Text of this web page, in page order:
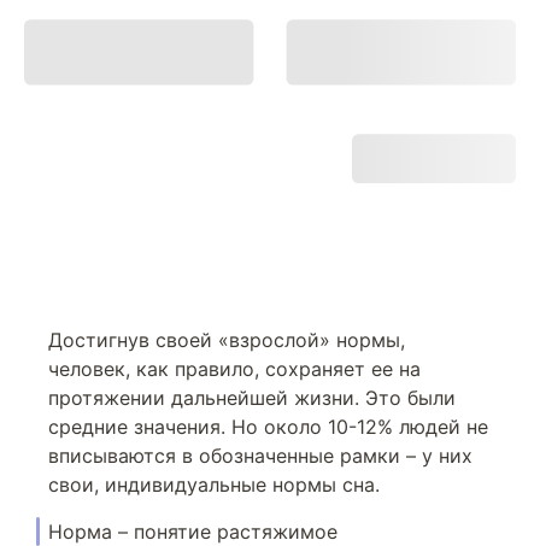
Достигнув своей «взрослой» нормы,
человек, как правило, сохраняет ее на
протяжении дальнейшей жизни. Это были
средние значения. Но около 10-12% людей не
вписываются в обозначенные рамки – у них
свои, индивидуальные нормы сна.
Норма – понятие растяжимое